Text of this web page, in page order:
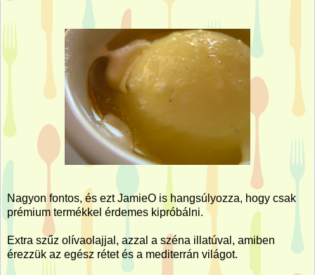
Nagyon fontos, és ezt JamieO is hangsúlyozza, hogy csak
prémium termékkel érdemes kipróbálni.
Extra szűz olívaolajjal, azzal a széna illatúval, amiben
érezzük az egész rétet és a mediterrán világot.